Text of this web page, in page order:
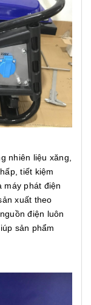
nhiên liệu xăng,
tiết kiệm
máy phát điện
xuất theo
điện luôn
sản phẩm